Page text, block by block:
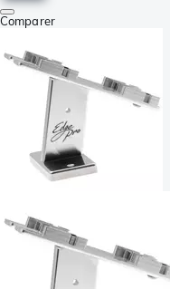
Comparer